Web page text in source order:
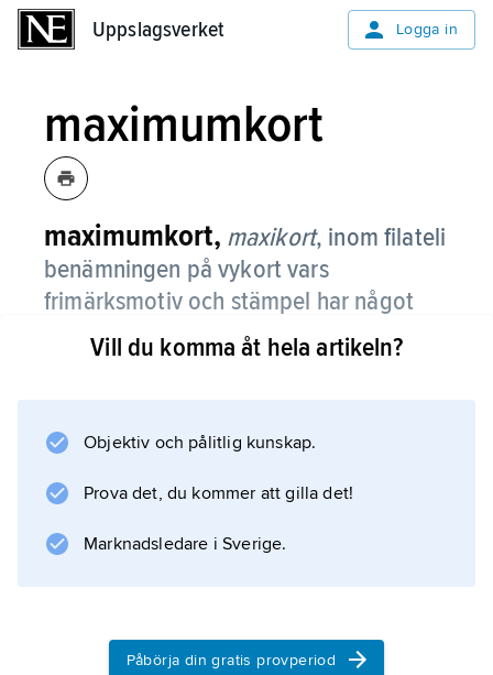
Uppslagsverket Logga in
maximumkort
maximumkort, maxikort, inom filateli
benämningen på vykort vars
frimärksmotiv och stämpel har något
gemensamt med vykortsbilden.
Vill du komma åt hela artikeln?
Objektiv och pålitlig kunskap.
Prova det, du kommer att gilla det!
Marknadsledare i Sverige.
Påbörja din gratis provperiod